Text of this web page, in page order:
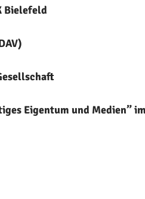
Bielefeld
Eigentum und Medien”